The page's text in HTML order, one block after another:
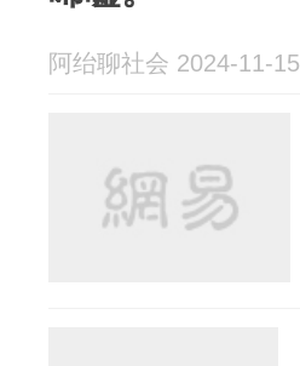
阿绐聊社会 2024-11-15